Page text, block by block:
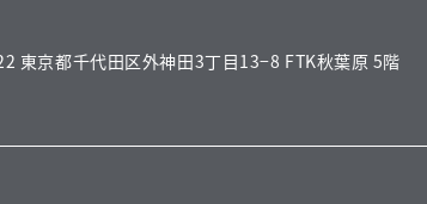
東京都千代田区外神田3丁目13−8 FTK秋葉原 5階